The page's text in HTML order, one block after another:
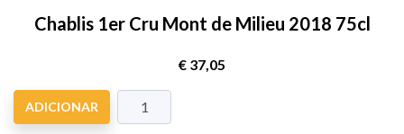
Chablis 1er Cru Mont de Milieu 2018 75cl
€ 37,05
ADICIONAR